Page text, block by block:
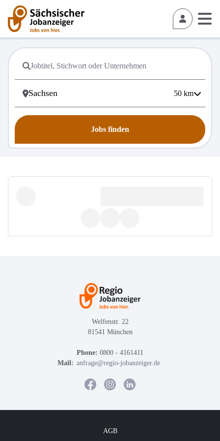
50 km
Jobs finden
Welfenstr. 22
81541 München
Phone: 0800 - 4161411
Mail: anfrage@regio-jobanzeiger.de
AGB